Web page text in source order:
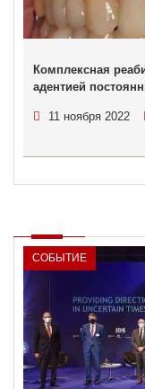
Комплексная
адентией
11 ноября 2022
СОБЫТИЕ